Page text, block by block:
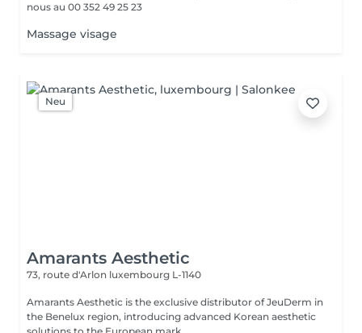
nous au 00 352 49 25 23
Massage visage
Neu
Amarants Aesthetic
73, route d'Arlon luxembourg L-1140
Amarants Aesthetic is the exclusive distributor of JeuDerm in
the Benelux region, introducing advanced Korean aesthetic